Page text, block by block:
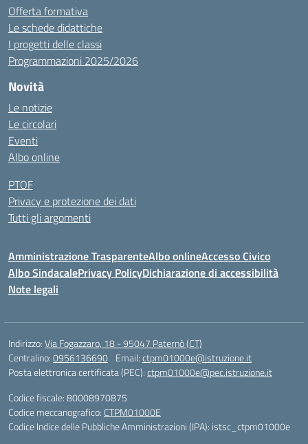
Offerta formativa
Le schede didattiche
I progetti delle classi
Programmazioni 2025/2026
Novità
Le notizie
Le circolari
Eventi
Albo online
PTOF
Privacy e protezione dei dati
Tutti gli argomenti
Amministrazione TrasparenteAlbo onlineAccesso Civico
Albo SindacalePrivacy PolicyDichiarazione di accessibilità
Note legali
Indirizzo:Via Fogazzaro, 18 - 95047 Paternò (CT)
Centralino:0956136690 Email:ctpm01000e@istruzione.it
Posta elettronica certificata (PEC):ctpm01000e@pec.istruzione.it
Codice fiscale: 80008970875
Codice meccanografico: CTPM01000E
Codice Indice delle Pubbliche Amministrazioni (IPA): istsc_ctpm01000e